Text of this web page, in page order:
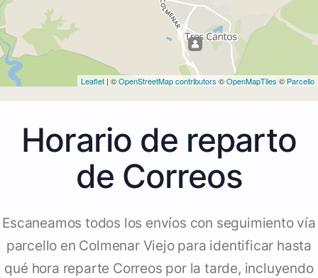
Leaflet | ©OpenStreetMap contributors ©OpenMapTiles © Parcello
Horario de reparto
de Correos
Escaneamos todos los envíos con seguimiento vía
parcello en Colmenar Viejo para identificar hasta
qué hora reparte Correos por la tarde, incluyendo